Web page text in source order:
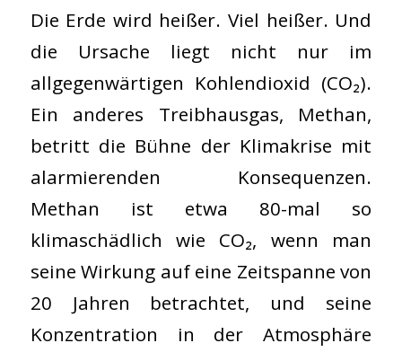
Die Erde wird heißer. Viel heißer. Und
die Ursache liegt nicht nur im
allgegenwärtigen Kohlendioxid (CO₂).
Ein anderes Treibhausgas, Methan,
betritt die Bühne der Klimakrise mit
alarmierenden Konsequenzen.
Methan ist etwa 80-mal so
klimaschädlich wie CO₂, wenn man
seine Wirkung auf eine Zeitspanne von
20 Jahren betrachtet, und seine
Konzentration in der Atmosphäre